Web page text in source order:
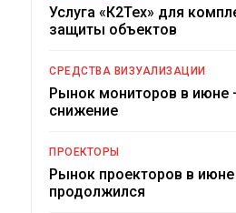
Услуга «К2Тех» для
защиты объектов
СРЕДСТВА ВИЗУАЛИЗАЦИИ
Рынок мониторов в июне
снижение
ПРОЕКТОРЫ
Рынок проекторов в
продолжился